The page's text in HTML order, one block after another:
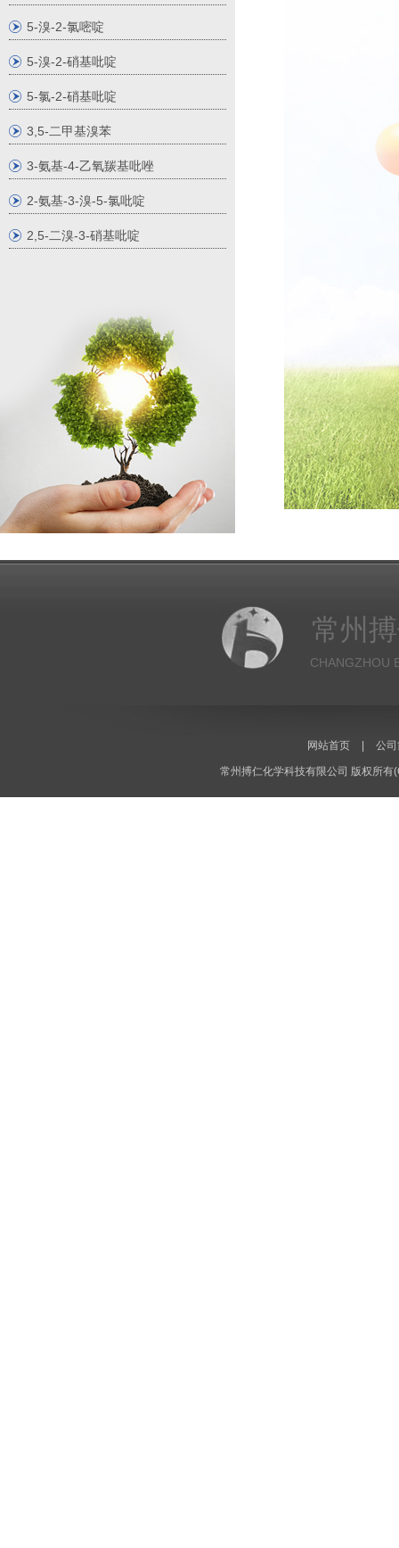
5-溴-2-氯嘧啶
5-溴-2-硝基吡啶
5-氯-2-硝基吡啶
3,5-二甲基溴苯
3-氨基-4-乙氧羰基吡唑
2-氨基-3-溴-5-氯吡啶
2,5-二溴-3-硝基吡啶
常州
CHANGZHOU
网站首页 公
常州搏仁化学科技有限公司 版权所有